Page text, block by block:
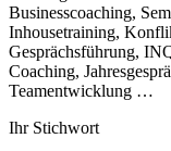
Businesscoaching,
Inhousetraining,
Gesprächsführung,
Coaching,
Teamentwicklung …
Ihr Stichwort